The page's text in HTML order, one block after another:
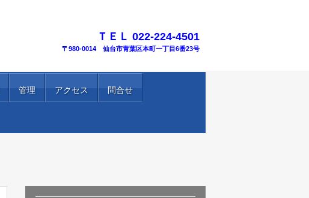
ＴＥＬ 022-224-4501
〒980-0014 仙台市青葉区本町一丁目6番23号
管理 アクセス 問合せ